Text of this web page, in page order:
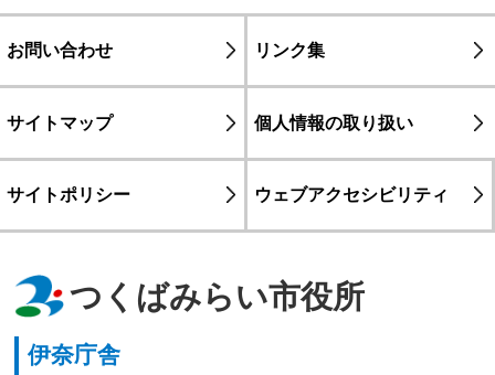
お問い合わせ リンク集
サイトマップ 個人情報の取り扱い
サイトポリシー ウェブアクセシビリティ
つくばみらい市役所
伊奈庁舎